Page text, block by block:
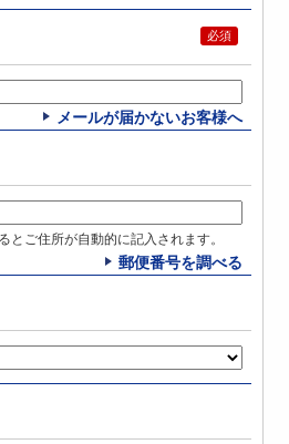
メールが届かないお客様へ
とご住所が自動的に記入されます。
郵便番号を調べる